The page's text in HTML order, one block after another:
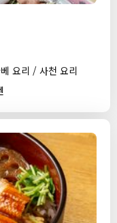
요리 / 사천 요리